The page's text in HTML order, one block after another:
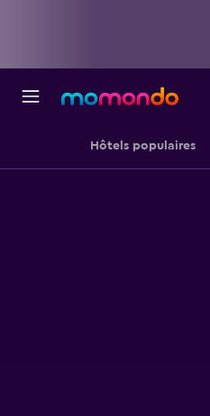
Hôtels populaires